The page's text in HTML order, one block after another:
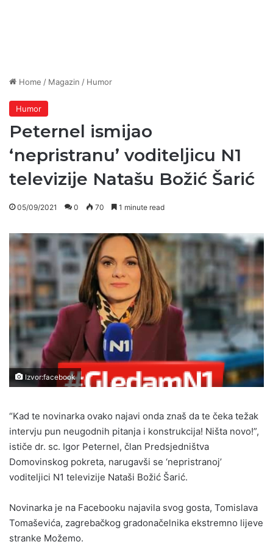
Home / Magazin / Humor
Humor
Peternel ismijao
‘nepristranu’ voditeljicu N1
televizije Natašu Božić Šarić
05/09/2021 0 70 1 minute read
Izvor:facebook
“Kad te novinarka ovako najavi onda znaš da te čeka težak
intervju pun neugodnih pitanja i konstrukcija! Ništa novo!”,
ističe dr. sc. Igor Peternel, član Predsjedništva
Domovinskog pokreta, narugavši se ‘nepristranoj’
voditeljici N1 televizije Nataši Božić Šarić.
Novinarka je na Facebooku najavila svog gosta, Tomislava
Tomaševića, zagrebačkog gradonačelnika ekstremno lijeve
stranke Možemo.